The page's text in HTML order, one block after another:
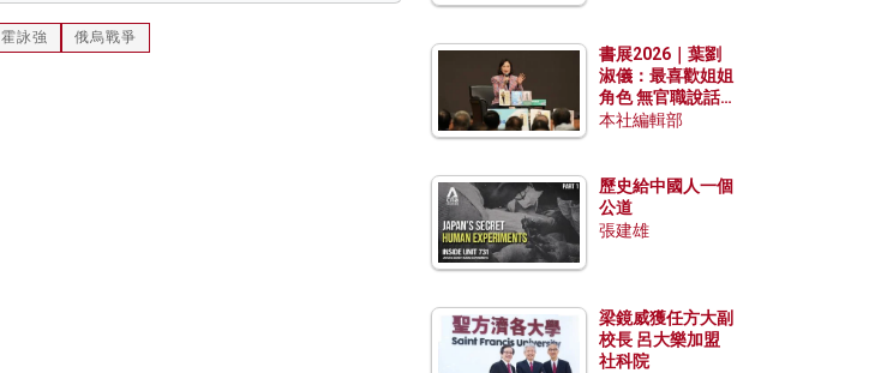
霍詠強 俄烏戰爭
書展2026｜葉劉
淑儀：最喜歡姐姐
角色 無官職說話
包袱少
本社編輯部
歷史給中國人一個
公道
張建雄
梁鏡威獲任方大副
校長 呂大樂加盟
社科院